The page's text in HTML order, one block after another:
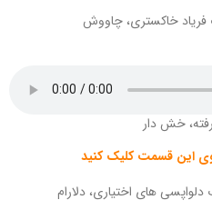
خش دار
این قسمت کلیک کنید